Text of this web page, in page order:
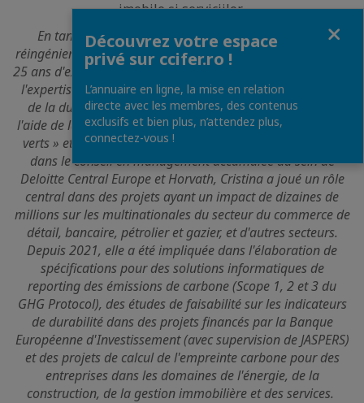
imobile și serviciilor.
En tant que consultante avec plus de 120 projets de
réingénierie et d'automatisation des processus d'affaires et
25 ans d'expérience en conseil, Cristina Apahideanu enrichit
l'expertise de l'équipe Enterteq Software dans le domaine
de la durabilité et de la transition des entreprises (avec
l'aide de la technologie) vers des modèles d'affaires « plus
verts » et plus efficaces. Avec une expérience significative
dans le conseil en management accumulée au sein de
Deloitte Central Europe et Horvath, Cristina a joué un rôle
central dans des projets ayant un impact de dizaines de
millions sur les multinationales du secteur du commerce de
détail, bancaire, pétrolier et gazier, et d'autres secteurs.
Depuis 2021, elle a été impliquée dans l'élaboration de
spécifications pour des solutions informatiques de
reporting des émissions de carbone (Scope 1, 2 et 3 du
GHG Protocol), des études de faisabilité sur les indicateurs
de durabilité dans des projets financés par la Banque
Européenne d'Investissement (avec supervision de JASPERS)
et des projets de calcul de l'empreinte carbone pour des
entreprises dans les domaines de l'énergie, de la
construction, de la gestion immobilière et des services.
Découvrez votre espace
privé sur ccifer.ro !
L’annuaire en ligne, la mise en relation
directe avec les membres, des contenus
exclusifs et bien plus, n’attendez plus,
connectez-vous !